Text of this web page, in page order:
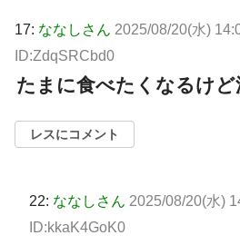
17: ななしさん 2025/08/20(水)
ID:ZdqSRCbd0
たまに食べたくなるけど
レスにコメント
22: ななしさん 2025/08/20(水)
ID:kkaK4GoK0